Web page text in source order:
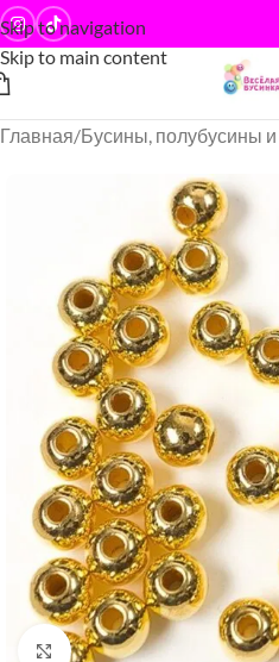
Skip to navigation
Skip to main content
Главная/Бусины, полубусины и
Нажмите, чтобы